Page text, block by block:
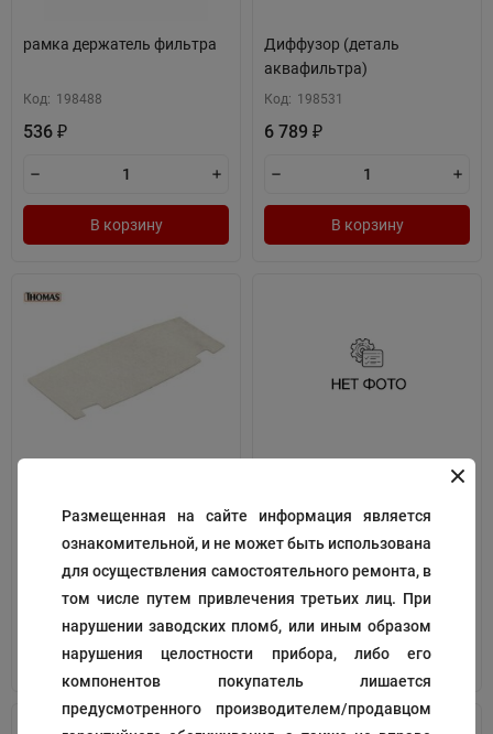
Размещенная на сайте информация является
ознакомительной, и не может быть использована
для осуществления самостоятельного ремонта, в
том числе путем привлечения третьих лиц. При
нарушении заводских пломб, или иным образом
нарушения целостности прибора, либо его
компонентов покупатель лишается
предусмотренного производителем/продавцом
рамка держатель фильтра
Код: 198488
536 ₽
В корзину
Диффузор (деталь
аквафильтра)
Код: 198531
6 789 ₽
В корзину
В корзину
Код: 195270
В корзину